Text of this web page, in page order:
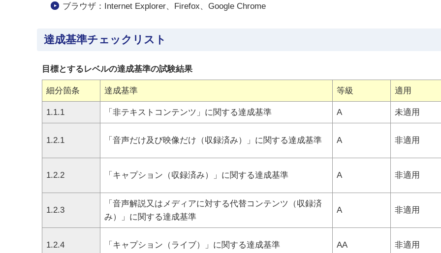
ブラウザ：Internet Explorer、Firefox、Google Chrome
達成基準チェックリスト
目標とするレベルの達成基準の試験結果
細分箇条 達成基準 等級 適用
1.1.1 「非テキストコンテンツ」に関する達成基準 A 未適用
1.2.1 「音声だけ及び映像だけ（収録済み）」に関する達成基準 A 非適用
1.2.2 「キャプション（収録済み）」に関する達成基準 A 非適用
1.2.3
「音声解説又はメディアに対する代替コンテンツ（収録済
み）」に関する達成基準
A 非適用
1.2.4 「キャプション（ライブ）」に関する達成基準 AA 非適用